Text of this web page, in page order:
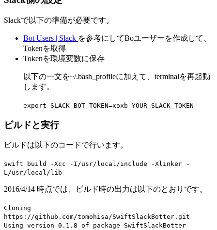
Slackで以下の準備が必要です。
Bot Users | Slack を参考にしてBoユーザーを作成して、
Tokenを取得
Tokenを環境変数に保存
以下の一文を~/.bash_profileに加えて、terminalを再起動
します。
export SLACK_BOT_TOKEN=xoxb-YOUR_SLACK_TOKEN
ビルドと実行
ビルドは以下のコードで行います。
swift build -Xcc -I/usr/local/include -Xlinker -
L/usr/local/lib
2016/4/14 時点では、ビルド時の出力は以下のとおりです。
Cloning
https://github.com/tomohisa/SwiftSlackBotter.git
Using version 0.1.8 of package SwiftSlackBotter